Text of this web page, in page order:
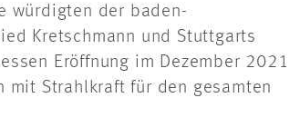
würdigten der baden-
Kretschmann und Stuttgarts
Eröffnung im Dezember 2021
mit Strahlkraft für den gesamten